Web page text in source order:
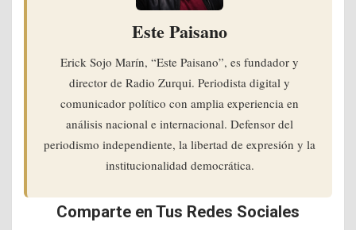
Este Paisano
Erick Sojo Marín, “Este Paisano”, es fundador y
director de Radio Zurqui. Periodista digital y
comunicador político con amplia experiencia en
análisis nacional e internacional. Defensor del
periodismo independiente, la libertad de expresión y la
institucionalidad democrática.
Comparte en Tus Redes Sociales